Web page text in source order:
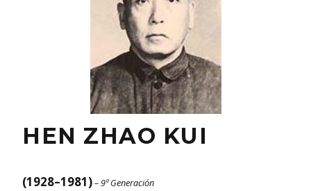
HEN ZHAO KUI
(1928–1981)– 9ª Generación